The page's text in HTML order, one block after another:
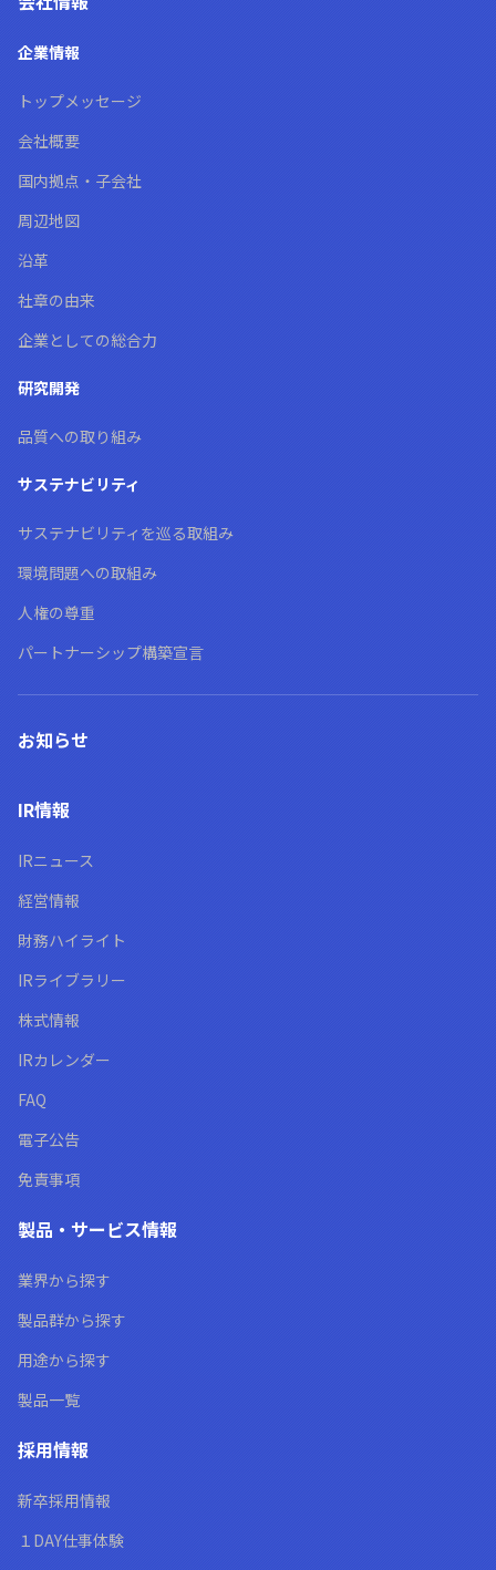
企業情報
トップメッセージ
会社概要
国内拠点・子会社
周辺地図
沿革
社章の由来
企業としての総合力
研究開発
品質への取り組み
サステナビリティ
サステナビリティを巡る取組み
環境問題への取組み
人権の尊重
パートナーシップ構築宣言
お知らせ
IR情報
IRニュース
経営情報
財務ハイライト
IRライブラリー
株式情報
IRカレンダー
FAQ
電子公告
免責事項
製品・サービス情報
業界から探す
製品群から探す
用途から探す
製品一覧
採用情報
新卒採用情報
１DAY仕事体験